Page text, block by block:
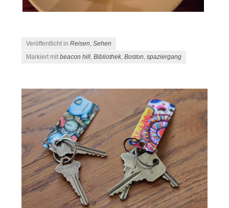
Veröffentlicht inReisen,Sehen
Markiert mitbeacon hill,Bibliothek,Boston,spaziergang